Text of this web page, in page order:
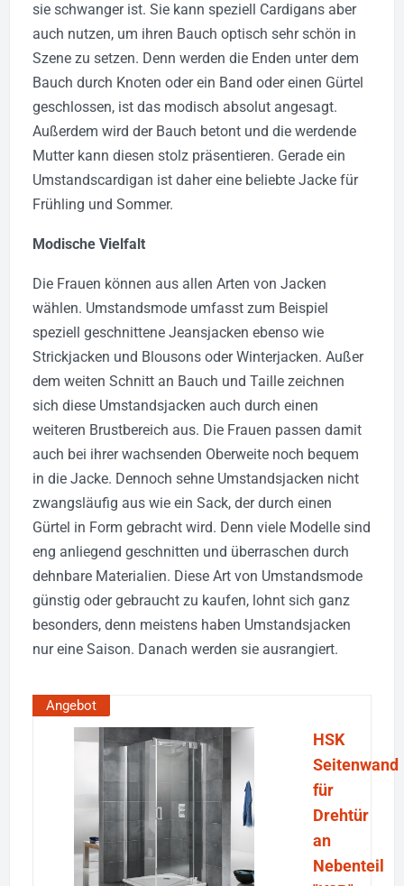
sie schwanger ist. Sie kann speziell Cardigans aber
auch nutzen, um ihren Bauch optisch sehr schön in
Szene zu setzen. Denn werden die Enden unter dem
Bauch durch Knoten oder ein Band oder einen Gürtel
geschlossen, ist das modisch absolut angesagt.
Außerdem wird der Bauch betont und die werdende
Mutter kann diesen stolz präsentieren. Gerade ein
Umstandscardigan ist daher eine beliebte Jacke für
Frühling und Sommer.
Modische Vielfalt
Die Frauen können aus allen Arten von Jacken
wählen. Umstandsmode umfasst zum Beispiel
speziell geschnittene Jeansjacken ebenso wie
Strickjacken und Blousons oder Winterjacken. Außer
dem weiten Schnitt an Bauch und Taille zeichnen
sich diese Umstandsjacken auch durch einen
weiteren Brustbereich aus. Die Frauen passen damit
auch bei ihrer wachsenden Oberweite noch bequem
in die Jacke. Dennoch sehne Umstandsjacken nicht
zwangsläufig aus wie ein Sack, der durch einen
Gürtel in Form gebracht wird. Denn viele Modelle sind
eng anliegend geschnitten und überraschen durch
dehnbare Materialien. Diese Art von Umstandsmode
günstig oder gebraucht zu kaufen, lohnt sich ganz
besonders, denn meistens haben Umstandsjacken
nur eine Saison. Danach werden sie ausrangiert.
Angebot
HSK
Seitenwand
für
Drehtür
an
Nebenteil